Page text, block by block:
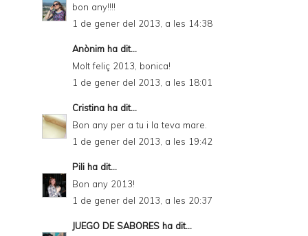
bon any!!!!
1 de gener del 2013, a les 14:38
Anònim ha dit...
Molt feliç 2013, bonica!
1 de gener del 2013, a les 18:01
Cristina ha dit...
Bon any per a tu i la teva mare.
1 de gener del 2013, a les 19:42
Pili ha dit...
Bon any 2013!
1 de gener del 2013, a les 20:37
JUEGO DE SABORES ha dit...